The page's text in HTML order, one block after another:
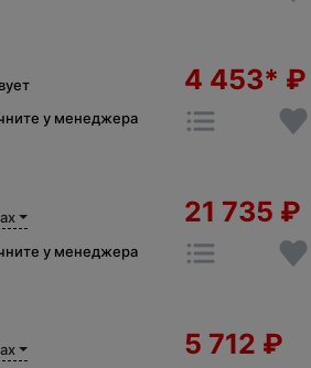
у менеджера
4 453* ₽
у менеджера
21 735 ₽
5 712 ₽